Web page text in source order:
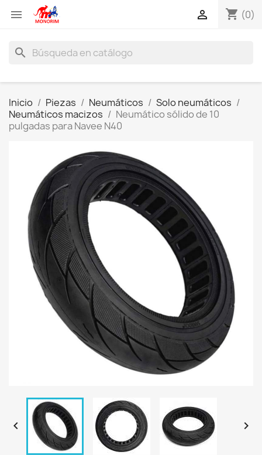
 shopping_cart (0)

search
Inicio Piezas Neumáticos
Solo neumáticos
Neumáticos macizos
Neumático sólido de 10
pulgadas para Navee N40
 